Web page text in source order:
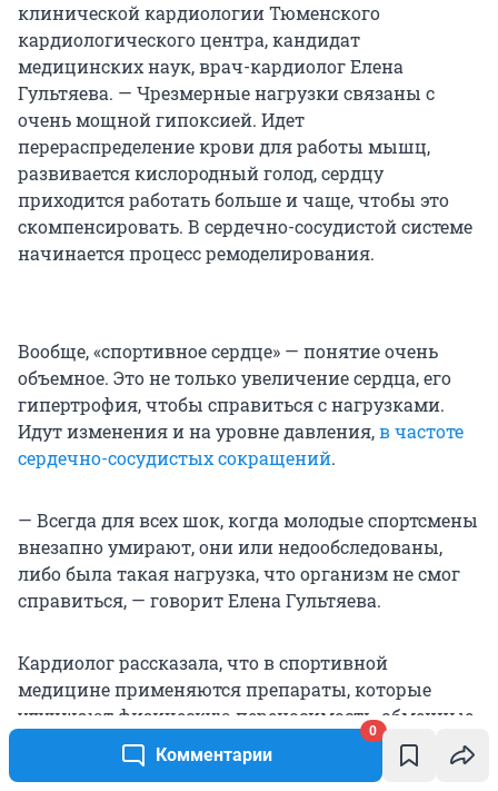
Комментарии
0
клинической кардиологии Тюменского
кардиологического центра, кандидат
медицинских наук, врач-кардиолог Елена
Гультяева. — Чрезмерные нагрузки связаны с
очень мощной гипоксией. Идет
перераспределение крови для работы мышц,
развивается кислородный голод, сердцу
приходится работать больше и чаще, чтобы это
скомпенсировать. В сердечно-сосудистой системе
начинается процесс ремоделирования.
Вообще, «спортивное сердце» — понятие очень
объемное. Это не только увеличение сердца, его
гипертрофия, чтобы справиться с нагрузками.
Идут изменения и на уровне давления,в частоте
сердечно-сосудистых сокращений.
— Всегда для всех шок, когда молодые спортсмены
внезапно умирают, они или недообследованы,
либо была такая нагрузка, что организм не смог
справиться, — говорит Елена Гультяева.
Кардиолог рассказала, что в спортивной
медицине применяются препараты, которые
улучшают физическую переносимость, обменные
процессы, помогают восстановиться после
болезни или при перегрузке, но это препараты с